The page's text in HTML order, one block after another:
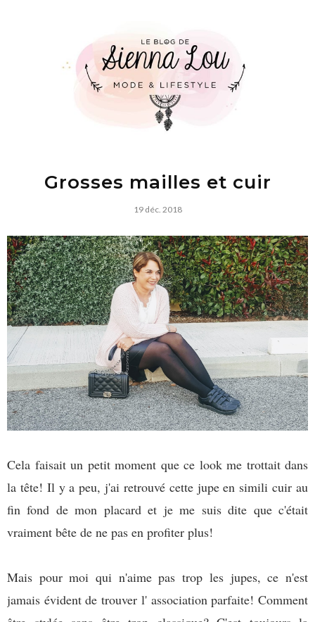
Grosses mailles et cuir
19 déc. 2018
Cela faisait un petit moment que ce look me trottait dans
la tête! Il y a peu, j'ai retrouvé cette jupe en simili cuir au
fin fond de mon placard et je me suis dite que c'était
vraiment bête de ne pas en profiter plus!
Mais pour moi qui n'aime pas trop les jupes, ce n'est
jamais évident de trouver l' association parfaite! Comment